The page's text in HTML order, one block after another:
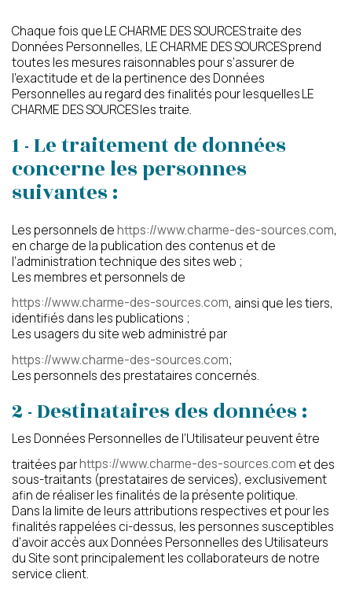
Chaque fois que LE CHARME DES SOURCES traite des
Données Personnelles, LE CHARME DES SOURCES prend
toutes les mesures raisonnables pour s’assurer de
l’exactitude et de la pertinence des Données
Personnelles au regard des finalités pour lesquelles LE
CHARME DES SOURCES les traite.
1 - Le traitement de données
concerne les personnes
suivantes :
Les personnels dehttps://www.charme-des-sources.com,
en charge de la publication des contenus et de
l’administration technique des sites web ;
Les membres et personnels de
https://www.charme-des-sources.com, ainsi que les tiers,
identifiés dans les publications ;
Les usagers du site web administré par
https://www.charme-des-sources.com;
Les personnels des prestataires concernés.
2 - Destinataires des données :
Les Données Personnelles de l’Utilisateur peuvent être
traitées parhttps://www.charme-des-sources.com et des
sous-traitants (prestataires de services), exclusivement
afin de réaliser les finalités de la présente politique.
Dans la limite de leurs attributions respectives et pour les
finalités rappelées ci-dessus, les personnes susceptibles
d’avoir accès aux Données Personnelles des Utilisateurs
du Site sont principalement les collaborateurs de notre
service client.